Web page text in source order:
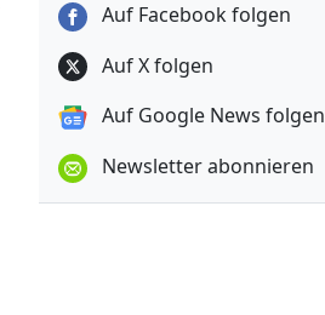
Auf Facebook folgen
Auf X folgen
Auf Google News folgen
Newsletter abonnieren